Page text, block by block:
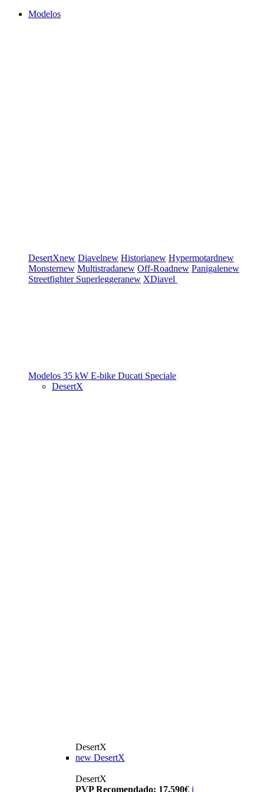
Modelos
DesertXnew Diavelnew Historianew Hypermotardnew
Monsternew Multistradanew Off-Roadnew Panigalenew
Streetfighter Superleggeranew XDiavel
Modelos 35 kW E-bike Ducati Speciale
DesertX
DesertX
new DesertX
DesertX
PVP Recomendado: 17.590€ i